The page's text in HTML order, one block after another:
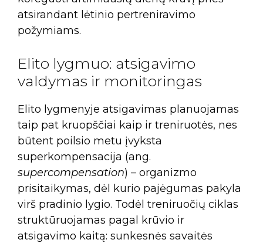
atsirandant lėtinio pertreniravimo
požymiams.
Elito lygmuo: atsigavimo
valdymas ir monitoringas
Elito lygmenyje atsigavimas planuojamas
taip pat kruopščiai kaip ir treniruotės, nes
būtent poilsio metu įvyksta
superkompensacija (ang.
supercompensation) – organizmo
prisitaikymas, dėl kurio pajėgumas pakyla
virš pradinio lygio. Todėl treniruočių ciklas
struktūruojamas pagal krūvio ir
atsigavimo kaitą: sunkesnės savaitės